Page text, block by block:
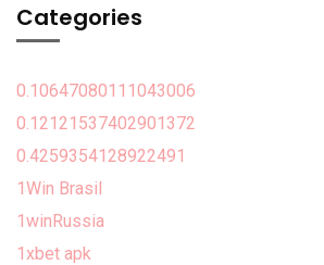
Categories
0.10647080111043006
0.12121537402901372
0.4259354128922491
1Win Brasil
1winRussia
1xbet apk